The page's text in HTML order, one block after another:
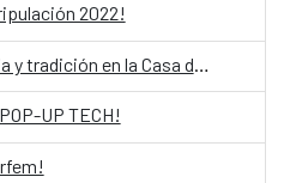
2022!
¡OPA YA 2024!: Vanguardia y tradición en la Casa del Bicentenario de las Artes Visuales
UP TECH!